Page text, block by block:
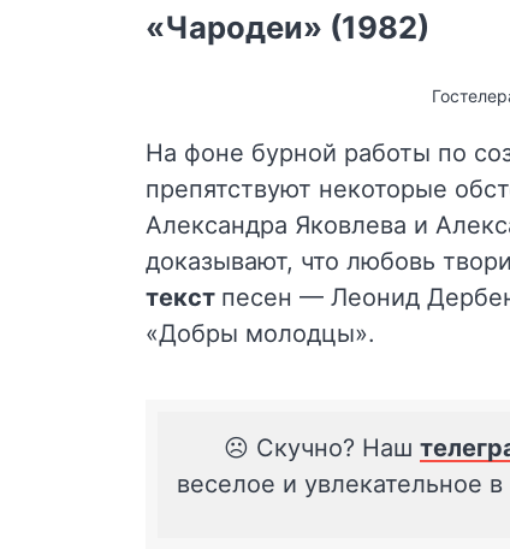
«Чародеи» (1982)
На фоне бурной работы по
препятствуют некоторые
Александра Яковлева и
доказывают, что любовь
текст песен — Леонид
«Добры молодцы».
☹️ Скучно? Наш
веселое и увлекательное